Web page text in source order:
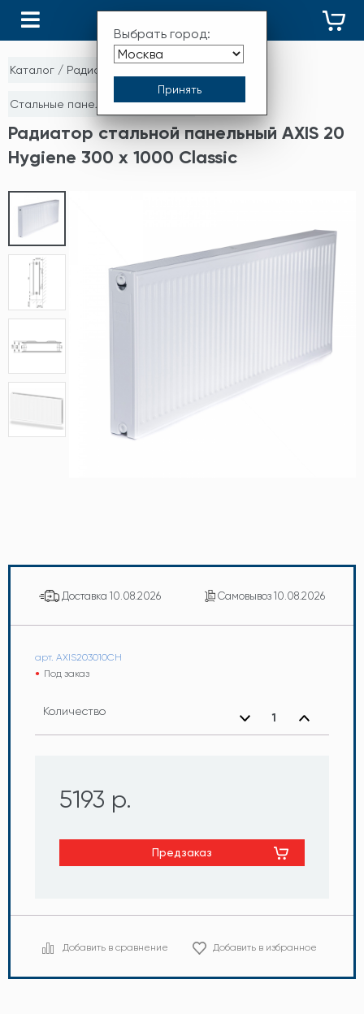
Выбрать город:
Каталог / Радиаторы отопления
Стальные панельные радиаторы
Радиатор стальной панельный AXIS 20
Hygiene 300 x 1000 Classic
Доставка 10.08.2026 Самовывоз 10.08.2026
арт. AXIS203010CH
Под заказ
Количество
5193 р.
Предзаказ
Добавить в сравнение Добавить в избранное